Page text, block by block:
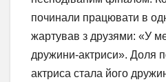
починали працювати в
жартував з друзями: «У
дружини-актриси». Доля
актриса стала його